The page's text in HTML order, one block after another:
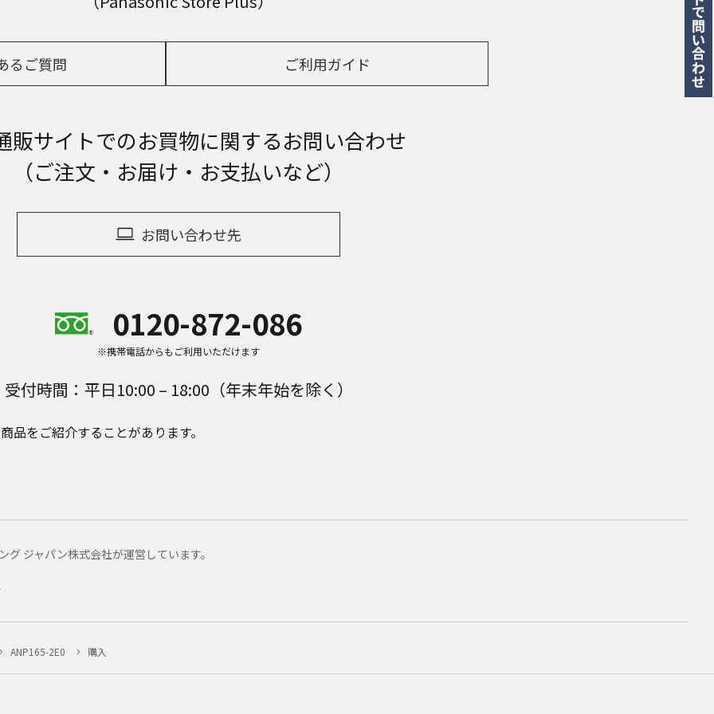
るご質問 ご利用ガイド
販サイトでのお買物に関するお問い合わせ
（ご注文・お届け・お支払いなど）
お問い合わせ先
0120-872-086
※携帯電話からもご利用いただけます
受付時間：平日10:00 – 18:00（年末年始を除く）
品をご紹介することがあります。
ジャパン株式会社が運営しています。
ANP165-2E0 購入